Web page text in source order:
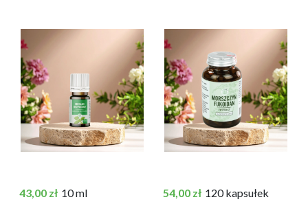
Cena
43,00 zł 10 ml Cena
54,00 zł 120 kapsułek